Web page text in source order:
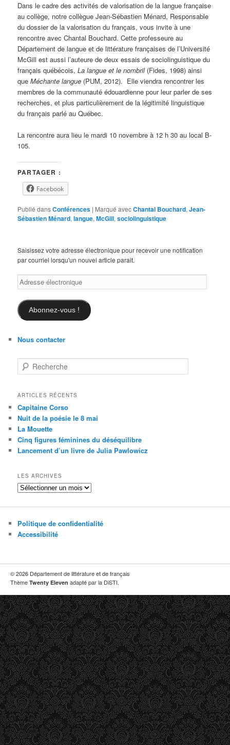
Dans le cadre des activités de valorisation de la langue française
au collège, notre collègue Jean-Sébastien Ménard, Responsable
du dossier de la valorisation du français, vous invite à une
rencontre avec Chantal Bouchard. Cette professeure au
Département de langue et de littérature françaises de l’Université
McGill est aussi l’auteure de deux essais de sociolinguistique du
français québécois,La langue et le nombril (Fides, 1998) ainsi
queMéchante langue (PUM, 2012). Elle viendra rencontrer les
membres de la communauté édouardienne pour leur parler de ses
recherches, et plus particulièrement de la légitimité linguistique
du français parlé au Québec.
La rencontre aura lieu le mardi 10 novembre à 12 h 30 au local B-
105.
PARTAGER :
Facebook
Publié dansConférences | Marqué avecChantal Bouchard,Jean-
Sébastien Ménard,langue,McGill,sociolinguistique
Saisissez votre adresse électronique pour recevoir une notification
par courriel lorsqu'un nouvel article parait.
Adresse
électronique
Abonnez-vous !
Nous contacter
e
h
r
c
h
e
ARTICLES RÉCENTS
Capitaine Corso
Nuit de la poésie le 8 mai
La Mouette
Cinq figures féminines du déséquilibre
Lancement d’un livre de Julia Pawlowicz
LES ARCHIVES
Les
Politique de confidentialité
Accessibilité
© 2026 Département de littérature et de français
Thème Twenty Eleven adapté par la DiSTI.